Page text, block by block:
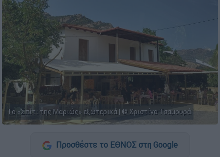
Το «Σπίτι της Μαριώς» εξωτερικά | © Χριστίνα Τσαμουρά
Προσθέστε το ΕΘΝΟΣ στη Google